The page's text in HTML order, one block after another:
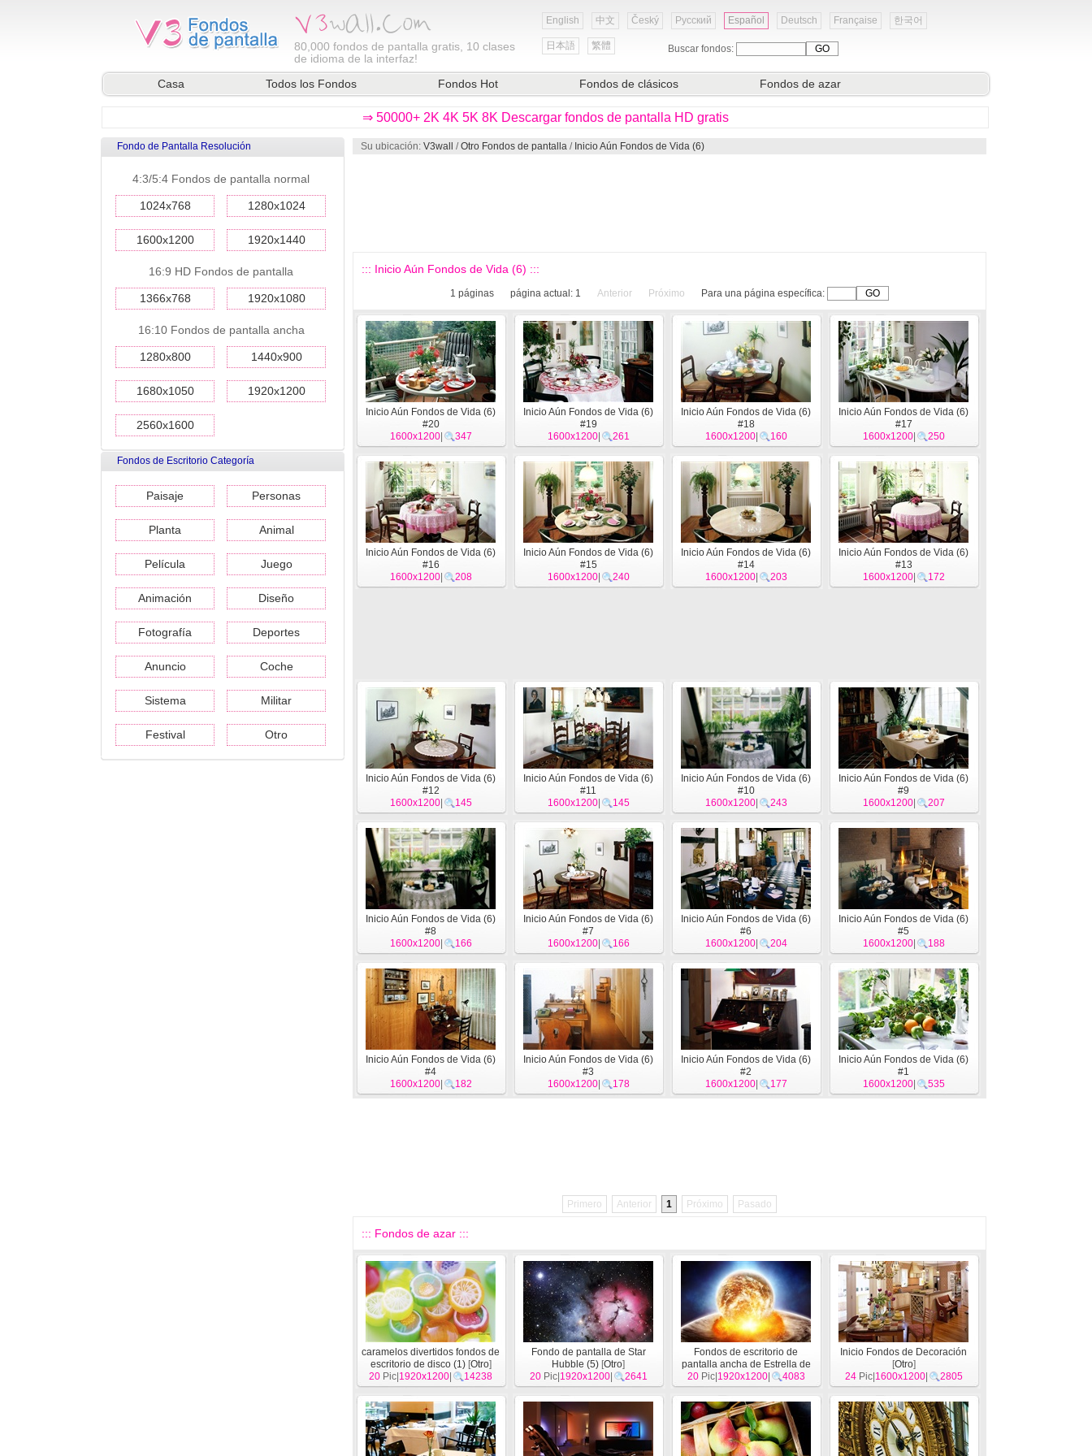
80,000 fondos de pantalla gratis, 10 clases
de idioma de la interfaz!
English 中文 Český Русский Español Deutsch Française 한국어
日本語 繁體 Buscar fondos:
Casa Todos los Fondos Fondos Hot Fondos de clásicos Fondos de azar
⇒ 50000+ 2K 4K 5K 8K Descargar fondos de pantalla HD gratis
Fondo de Pantalla Resolución
4:3/5:4 Fondos de pantalla normal
1024x768 1280x1024
1600x1200 1920x1440
16:9 HD Fondos de pantalla
1366x768 1920x1080
16:10 Fondos de pantalla ancha
1280x800 1440x900
1680x1050 1920x1200
2560x1600
Fondos de Escritorio Categoría
Paisaje Personas
Planta Animal
Película Juego
Animación Diseño
Fotografía Deportes
Anuncio Coche
Sistema Militar
Festival Otro
Su ubicación: V3wall /Otro Fondos de pantalla / Inicio Aún Fondos de Vida (6)
::: Inicio Aún Fondos de Vida (6) :::
1 páginas página actual: 1 Anterior Próximo Para una página específica:
Inicio Aún Fondos de Vida (6)
#20
1600x1200| 347
Inicio Aún Fondos de Vida (6)
#19
1600x1200| 261
Inicio Aún Fondos de Vida (6)
#18
1600x1200| 160
Inicio Aún Fondos de Vida (6)
#17
1600x1200| 250
Inicio Aún Fondos de Vida (6)
#16
1600x1200| 208
Inicio Aún Fondos de Vida (6)
#15
1600x1200| 240
Inicio Aún Fondos de Vida (6)
#14
1600x1200| 203
Inicio Aún Fondos de Vida (6)
#13
1600x1200| 172
Inicio Aún Fondos de Vida (6)
#12
1600x1200| 145
Inicio Aún Fondos de Vida (6)
#11
1600x1200| 145
Inicio Aún Fondos de Vida (6)
#10
1600x1200| 243
Inicio Aún Fondos de Vida (6)
#9
1600x1200| 207
Inicio Aún Fondos de Vida (6)
#8
1600x1200| 166
Inicio Aún Fondos de Vida (6)
#7
1600x1200| 166
Inicio Aún Fondos de Vida (6)
#6
1600x1200| 204
Inicio Aún Fondos de Vida (6)
#5
1600x1200| 188
Inicio Aún Fondos de Vida (6)
#4
1600x1200| 182
Inicio Aún Fondos de Vida (6)
#3
1600x1200| 178
Inicio Aún Fondos de Vida (6)
#2
1600x1200| 177
Inicio Aún Fondos de Vida (6)
#1
1600x1200| 535
Primero Anterior 1 Próximo Pasado
::: Fondos de azar :::
caramelos divertidos fondos de
escritorio de disco (1)[Otro]
20 Pic| 1920x1200 14238
Fondo de pantalla de Star
Hubble (5) [Otro]
20Pic| 1920x1200| 2641
Fondos de escritorio de
pantalla ancha de Estrella de
la Tierra (1)[Otro]
20Pic| 1920x1200| 4083
Inicio Fondos de Decoración
[Otro]
24Pic| 1600x1200| 2805